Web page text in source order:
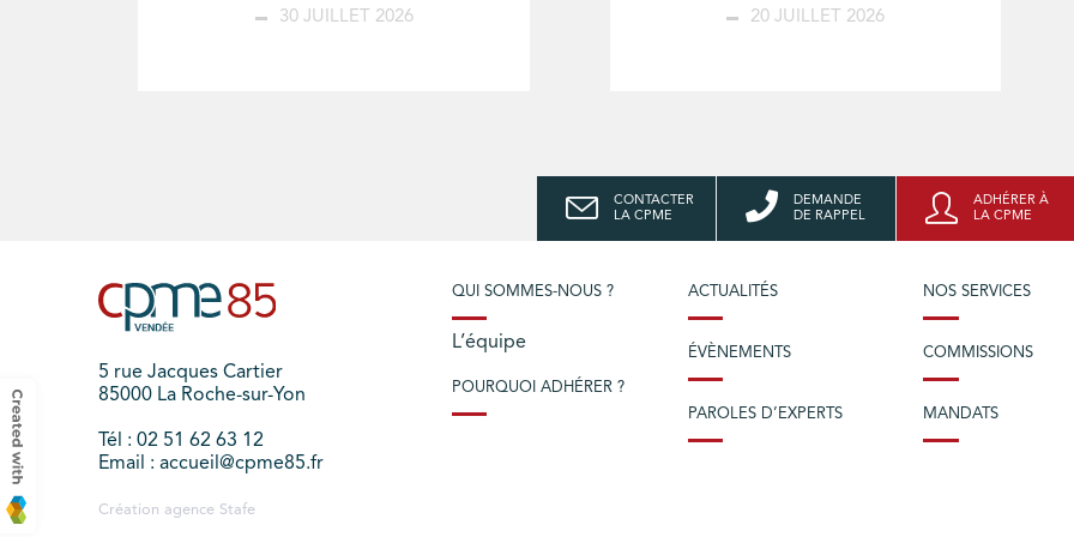
30 JUILLET 2026 20 JUILLET 2026
CONTACTER
LA CPME
DEMANDE
DE RAPPEL
ADHÉRER À
LA CPME
5 rue Jacques Cartier
85000 La Roche-sur-Yon
Tél : 02 51 62 63 12
Email : accueil@cpme85.fr
Création agence Stafe
QUI SOMMES-NOUS ?
L’équipe
POURQUOI ADHÉRER ?
ACTUALITÉS
ÉVÈNEMENTS
PAROLES D’EXPERTS
NOS SERVICES
COMMISSIONS
MANDATS